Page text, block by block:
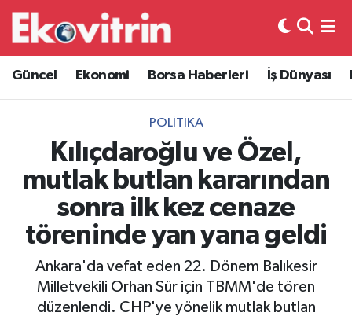
Güncel Ekonomi Borsa Haberleri İş Dünyası
POLITIKA
Kılıçdaroğlu ve Özel,
mutlak butlan kararından
sonra ilk kez cenaze
töreninde yan yana geldi
Ankara'da vefat eden 22. Dönem Balıkesir
Milletvekili Orhan Sür için TBMM'de tören
düzenlendi. CHP'ye yönelik mutlak butlan
Güncel
Ekonomi
Borsa Haberleri
İş Dünyası
Lojistik
Otovitrin
Asayiş
Hava Durumu
Trafik Durumu
Süper Lig Puan Durumu ve Fikstür
Tüm Manşetler
Son Dakika Haberleri
Haber Arşivi